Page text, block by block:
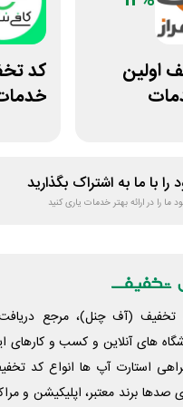
اولین
با ما به اشتراک بگذارید
ما را در ارائه بهتر خدمات یاری کنید
تخفیف (آف چنل)، مرجع
های آنلاین و کسب و‌ کارهای
استارت آپ ها انواع کد
صدها برند معتبر، اپلیکیشن و